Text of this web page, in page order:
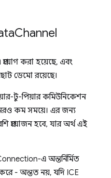
Channel
করা হয়েছে, এবং
ডেমো রয়েছে।
টু-পিয়ার কমিউনিকেশন
কম সময়ে। এর জন্য
প্রয়োজন হবে, যার অর্থ এই
এ অন্তর্নির্মিত
করে - অন্তত নয়, যদি ICE